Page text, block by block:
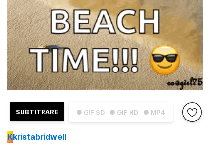
● GIF SD ● GIF HD ● MP4
SUBTITRARE
Kkristabridwell